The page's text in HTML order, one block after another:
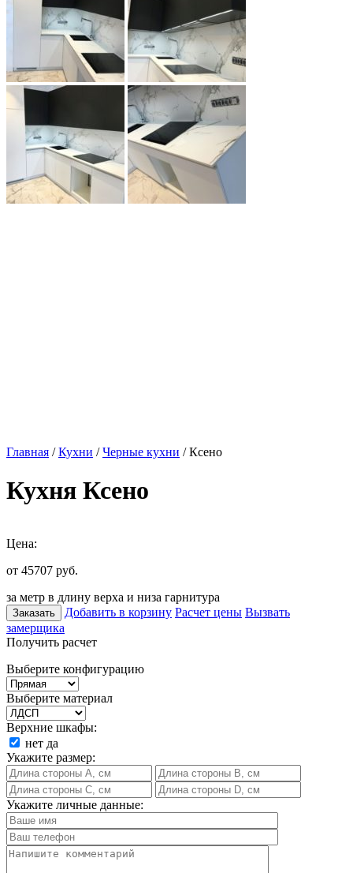
Главная /Кухни /Черные кухни / Ксено
Кухня Ксено
Цена:
от 45707 руб.
за метр в длину верха и низа гарнитура
Заказать Добавить в корзину Расчет цены Вызвать
замерщика
Получить расчет
Выберите конфигурацию
Выберите материал
Верхние шкафы:
нет да
Укажите размер:
Укажите личные данные: